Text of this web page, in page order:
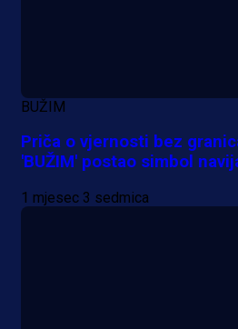
BUŽIM
Priča o vjernosti bez
'BUŽIM' postao simbol
1 mjesec 3 sedmica